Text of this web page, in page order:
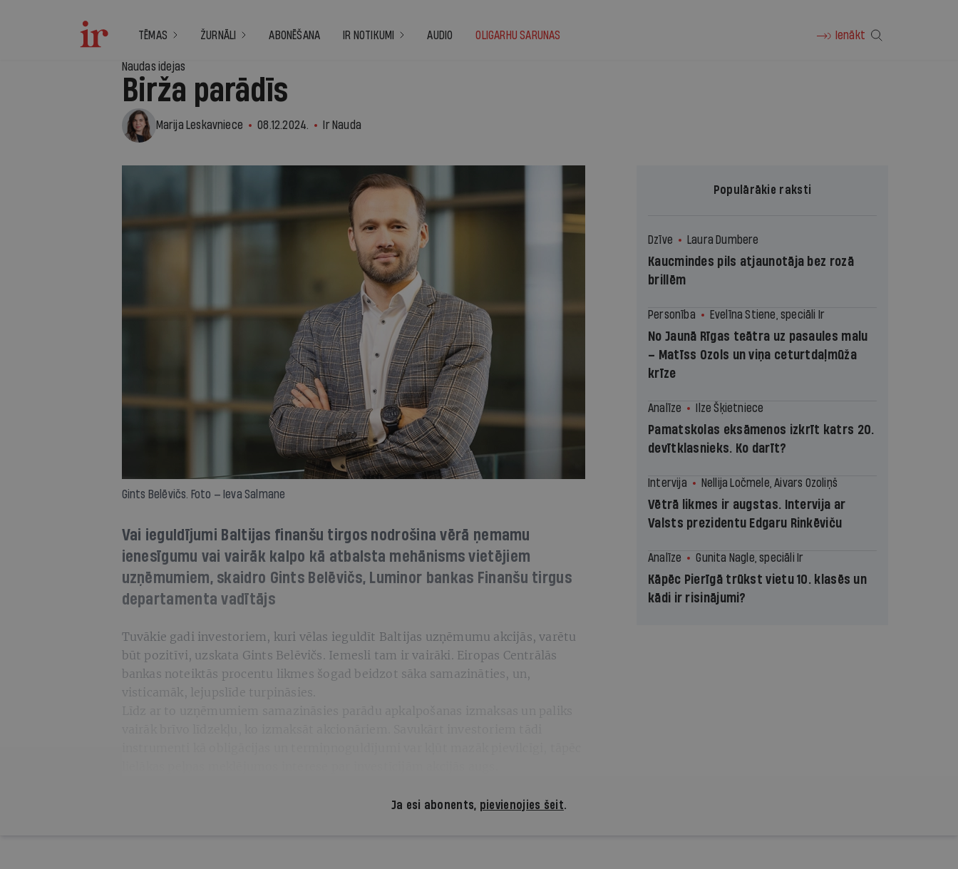
TĒMAS ŽURNĀLI ABONĒŠANA IR NOTIKUMI AUDIO OLIGARHU SARUNAS Ienākt
Naudas idejas
Birža parādīs
Marija Leskavniece 08.12.2024. Ir Nauda
Gints Belēvičs. Foto — Ieva Salmane
Vai ieguldījumi Baltijas finanšu tirgos nodrošina vērā ņemamu
ienesīgumu vai vairāk kalpo kā atbalsta mehānisms vietējiem
uzņēmumiem, skaidro Gints Belēvičs, Luminor bankas Finanšu tirgus
departamenta vadītājs
Tuvākie gadi investoriem, kuri vēlas ieguldīt Baltijas uzņēmumu akcijās, varētu
būt pozitīvi, uzskata Gints Belēvičs. Iemesli tam ir vairāki. Eiropas Centrālās
bankas noteiktās procentu likmes šogad beidzot sāka samazināties, un,
visticamāk, lejupslīde turpināsies.
Populārākie raksti
Dzīve Laura Dumbere
Kaucmindes pils atjaunotāja bez rozā
brillēm
Personība Evelīna Stiene, speciāli Ir
No Jaunā Rīgas teātra uz pasaules malu
– Matīss Ozols un viņa ceturtdaļmūža
krīze
Analīze Ilze Šķietniece
Pamatskolas eksāmenos izkrīt katrs 20.
devītklasnieks. Ko darīt?
Intervija Nellija Ločmele, Aivars Ozoliņš
Vētrā likmes ir augstas. Intervija ar
Valsts prezidentu Edgaru Rinkēviču
Analīze Gunita Nagle, speciāli Ir
Kāpēc Pierīgā trūkst vietu 10. klasēs un
kādi ir risinājumi?
Ja esi abonents, pievienojies šeit.